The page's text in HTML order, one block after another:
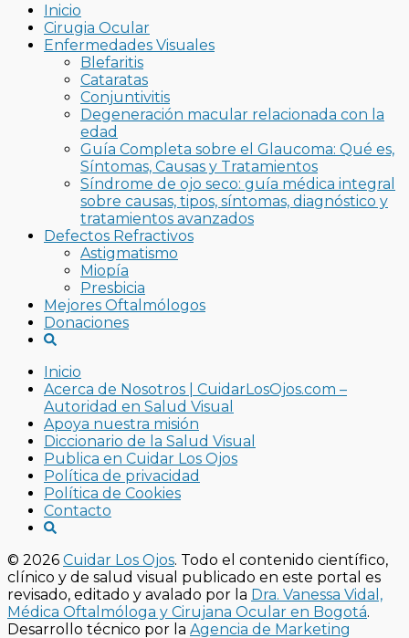
Inicio
Cirugia Ocular
Enfermedades Visuales
Blefaritis
Cataratas
Conjuntivitis
Degeneración macular relacionada con la
edad
Guía Completa sobre el Glaucoma: Qué es,
Síntomas, Causas y Tratamientos
Síndrome de ojo seco: guía médica integral
sobre causas, tipos, síntomas, diagnóstico y
tratamientos avanzados
Defectos Refractivos
Astigmatismo
Miopía
Presbicia
Mejores Oftalmólogos
Donaciones
Inicio
Acerca de Nosotros | CuidarLosOjos.com –
Autoridad en Salud Visual
Apoya nuestra misión
Diccionario de la Salud Visual
Publica en Cuidar Los Ojos
Política de privacidad
Política de Cookies
Contacto
© 2026 Cuidar Los Ojos. Todo el contenido científico,
clínico y de salud visual publicado en este portal es
revisado, editado y avalado por la Dra. Vanessa Vidal,
Médica Oftalmóloga y Cirujana Ocular en Bogotá.
Desarrollo técnico por la Agencia de Marketing